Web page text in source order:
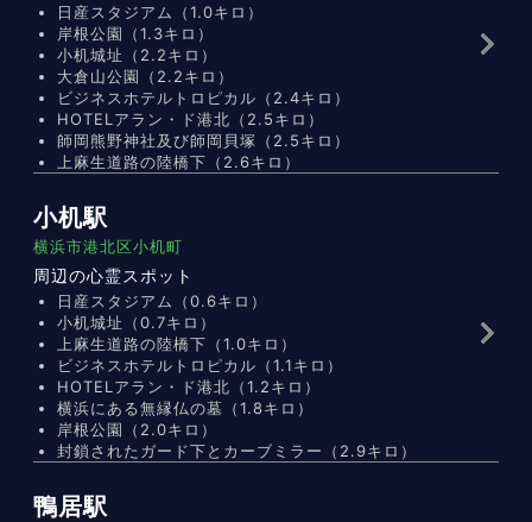
日産スタジアム（1.0キロ）
岸根公園（1.3キロ）
小机城址（2.2キロ）
大倉山公園（2.2キロ）
ビジネスホテルトロピカル（2.4キロ）
HOTELアラン・ド港北（2.5キロ）
師岡熊野神社及び師岡貝塚（2.5キロ）
上麻生道路の陸橋下（2.6キロ）
小机駅
横浜市港北区小机町
周辺の心霊スポット
日産スタジアム（0.6キロ）
小机城址（0.7キロ）
上麻生道路の陸橋下（1.0キロ）
ビジネスホテルトロピカル（1.1キロ）
HOTELアラン・ド港北（1.2キロ）
横浜にある無縁仏の墓（1.8キロ）
岸根公園（2.0キロ）
封鎖されたガード下とカーブミラー（2.9キロ）
鴨居駅